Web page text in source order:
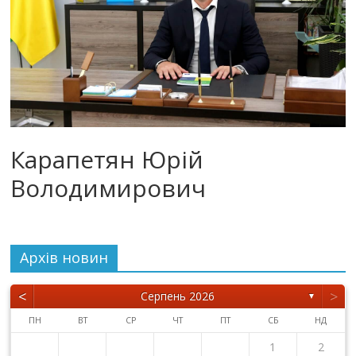
Карапетян Юрій
Володимирович
Архiв новин
< Серпень 2026 ▼ >
ПН ВТ СР ЧТ ПТ СБ НД
1 2